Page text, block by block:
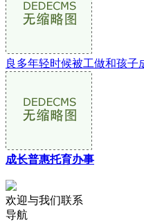
良多年轻时候被工做和孩子
成长普惠托育办事
欢迎与我们联系
导航